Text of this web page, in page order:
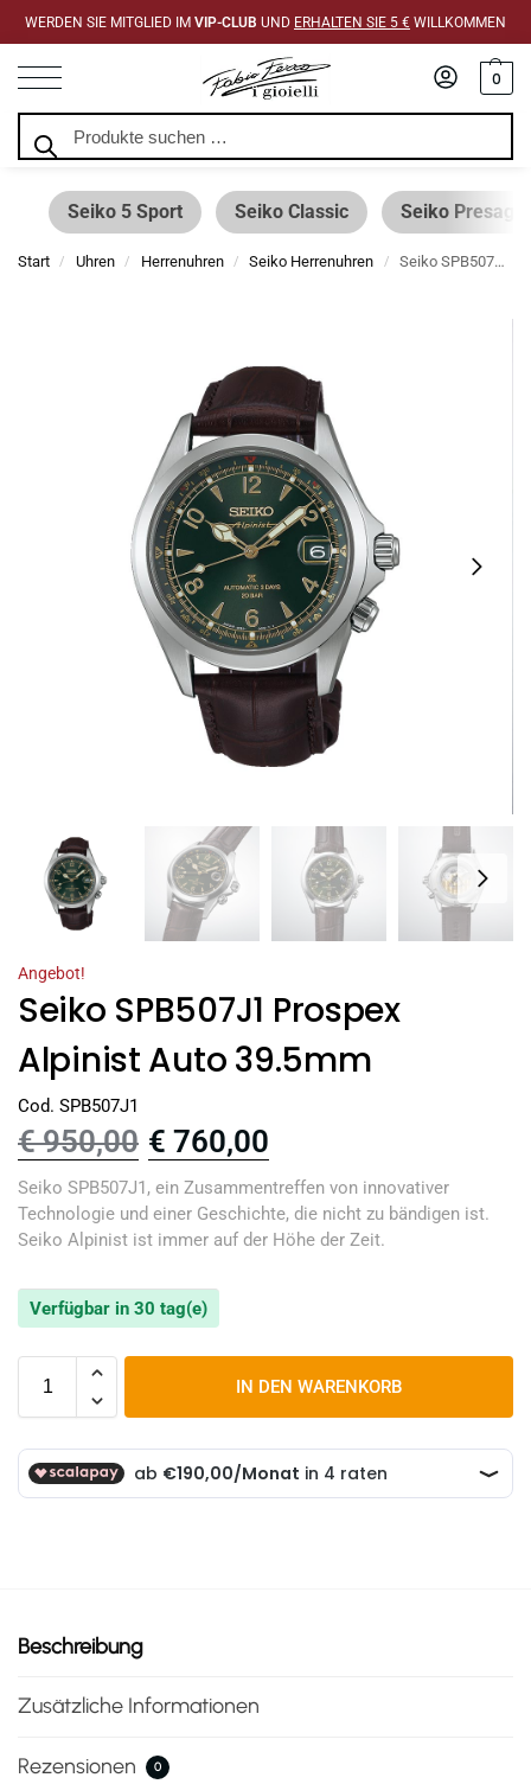
WERDEN SIE MITGLIED IM VIP-CLUB UND ERHALTEN SIE 5 € WILLKOMMEN
0
Seiko 5 Sport Seiko Classic Seiko Presage
Start / Uhren / Herrenuhren / Seiko Herrenuhren / Seiko SPB507J1 Prospex Alpinist Auto 39.5mm
Angebot!
Seiko SPB507J1 Prospex
Alpinist Auto 39.5mm
Cod. SPB507J1
€950,00 € 760,00
Seiko SPB507J1, ein Zusammentreffen von innovativer
Technologie und einer Geschichte, die nicht zu bändigen ist.
Seiko Alpinist ist immer auf der Höhe der Zeit.
Verfügbar in 30 tag(e)
IN DEN WARENKORB
Beschreibung
Zusätzliche Informationen
Rezensionen 0